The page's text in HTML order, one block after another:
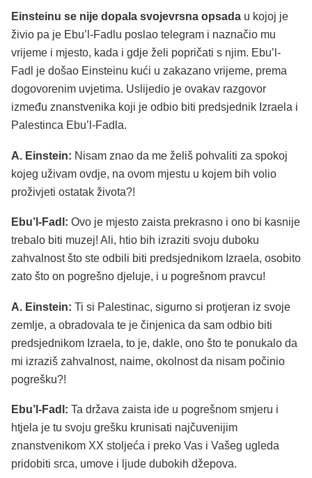
Einsteinu se nije dopala svojevrsna opsada u kojoj je
živio pa je Ebu’l-Fadlu poslao telegram i naznačio mu
vrijeme i mjesto, kada i gdje želi popričati s njim. Ebu’l-
Fadl je došao Einsteinu kući u zakazano vrijeme, prema
dogovorenim uvjetima. Uslijedio je ovakav razgovor
između znanstvenika koji je odbio biti predsjednik Izraela i
Palestinca Ebu’l-Fadla.
A. Einstein: Nisam znao da me želiš pohvaliti za spokoj
kojeg uživam ovdje, na ovom mjestu u kojem bih volio
proživjeti ostatak života?!
Ebu’l-Fadl: Ovo je mjesto zaista prekrasno i ono bi kasnije
trebalo biti muzej! Ali, htio bih izraziti svoju duboku
zahvalnost što ste odbili biti predsjednikom Izraela, osobito
zato što on pogrešno djeluje, i u pogrešnom pravcu!
A. Einstein: Ti si Palestinac, sigurno si protjeran iz svoje
zemlje, a obradovala te je činjenica da sam odbio biti
predsjednikom Izraela, to je, dakle, ono što te ponukalo da
mi izraziš zahvalnost, naime, okolnost da nisam počinio
pogrešku?!
Ebu’l-Fadl: Ta država zaista ide u pogrešnom smjeru i
htjela je tu svoju grešku krunisati najčuvenijim
znanstvenikom XX stoljeća i preko Vas i Vašeg ugleda
pridobiti srca, umove i ljude dubokih džepova.